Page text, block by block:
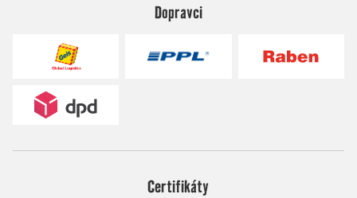
Dopravci
Certifikáty